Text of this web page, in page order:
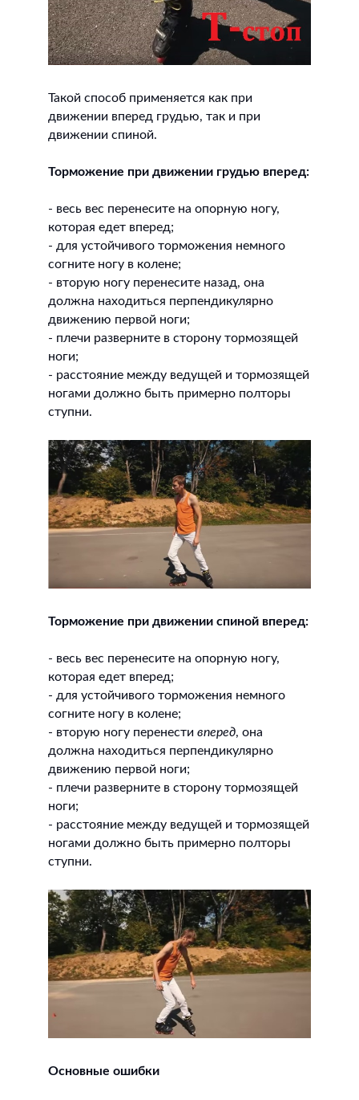
Такой способ применяется как при
движении вперед грудью, так и при
движении спиной.
Торможение при движении грудью вперед:
- весь вес перенесите на опорную ногу,
которая едет вперед;
- для устойчивого торможения немного
согните ногу в колене;
- вторую ногу перенесите назад, она
должна находиться перпендикулярно
движению первой ноги;
- плечи разверните в сторону тормозящей
ноги;
- расстояние между ведущей и тормозящей
ногами должно быть примерно полторы
ступни.
Торможение при движении спиной вперед:
- весь вес перенесите на опорную ногу,
которая едет вперед;
- для устойчивого торможения немного
согните ногу в колене;
- вторую ногу перенести вперед, она
должна находиться перпендикулярно
движению первой ноги;
- плечи разверните в сторону тормозящей
ноги;
- расстояние между ведущей и тормозящей
ногами должно быть примерно полторы
ступни.
Основные ошибки